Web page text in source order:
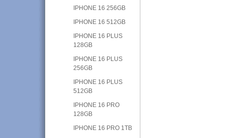
IPHONE 16 256GB
IPHONE 16 512GB
IPHONE 16 PLUS
128GB
IPHONE 16 PLUS
256GB
IPHONE 16 PLUS
512GB
IPHONE 16 PRO
128GB
IPHONE 16 PRO 1TB